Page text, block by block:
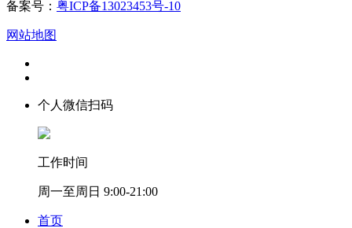
备案号： 粤ICP备13023453号-10
网站地图
个人微信扫码
工作时间
周一至周日 9:00-21:00
首页